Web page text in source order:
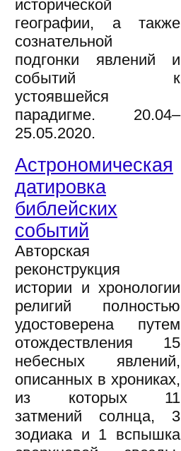
исторической
географии, а также
сознательной
подгонки явлений и
событий к
устоявшейся
парадигме. 20.04–
25.05.2020.
Астрономическая
датировка
библейских
событий
Авторская
реконструкция
истории и хронологии
религий полностью
удостоверена путем
отождествления 15
небесных явлений,
описанных в хрониках,
из которых 11
затмений солнца, 3
зодиака и 1 вспышка